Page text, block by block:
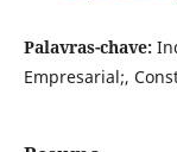
Palavras-chave:
Empresarial;,